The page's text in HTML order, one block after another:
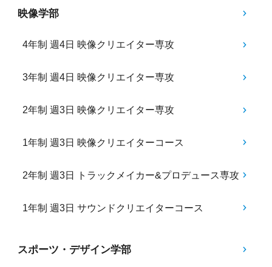
映像学部
4年制 週4日 映像クリエイター専攻
3年制 週4日 映像クリエイター専攻
2年制 週3日 映像クリエイター専攻
1年制 週3日 映像クリエイターコース
2年制 週3日 トラックメイカー&プロデュース専攻
1年制 週3日 サウンドクリエイターコース
スポーツ・デザイン学部